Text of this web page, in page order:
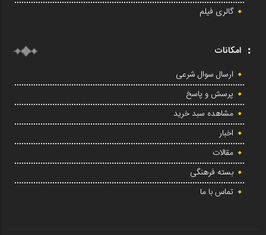
گالری فیلم
امکانات
ارسال سوال شرعی
پرسش و پاسخ
مشاهده سبد خرید
اخبار
مقالات
بسته فرهنگی
تماس با ما